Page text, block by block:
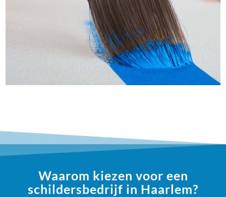
Waarom kiezen voor een
schildersbedrijf in Haarlem?